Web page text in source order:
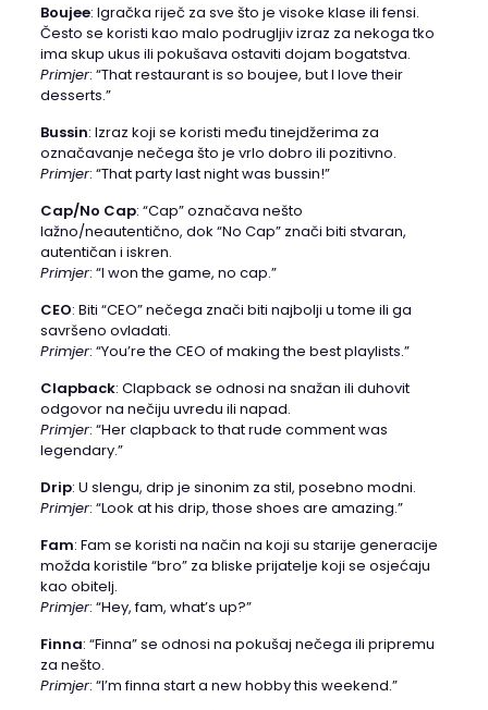
Boujee: Igračka riječ za sve što je visoke klase ili fensi.
Često se koristi kao malo podrugljiv izraz za nekoga tko
ima skup ukus ili pokušava ostaviti dojam bogatstva.
Primjer: “That restaurant is so boujee, but I love their
desserts.”​
Bussin: Izraz koji se koristi među tinejdžerima za
označavanje nečega što je vrlo dobro ili pozitivno.
Primjer: “That party last night was bussin!”​
Cap/No Cap: “Cap” označava nešto
lažno/neautentično, dok “No Cap” znači biti stvaran,
autentičan i iskren.
Primjer: “I won the game, no cap.”​
CEO: Biti “CEO” nečega znači biti najbolji u tome ili ga
savršeno ovladati.
Primjer: “You’re the CEO of making the best playlists.”​
Clapback: Clapback se odnosi na snažan ili duhovit
odgovor na nečiju uvredu ili napad.
Primjer: “Her clapback to that rude comment was
legendary.”​
Drip: U slengu, drip je sinonim za stil, posebno modni.
Primjer: “Look at his drip, those shoes are amazing.”​
Fam: Fam se koristi na način na koji su starije generacije
možda koristile “bro” za bliske prijatelje koji se osjećaju
kao obitelj.
Primjer: “Hey, fam, what’s up?”​
Finna: “Finna” se odnosi na pokušaj nečega ili pripremu
za nešto.
Primjer: “I’m finna start a new hobby this weekend.”​